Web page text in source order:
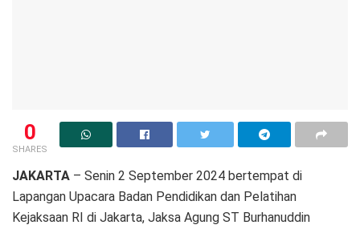
0
SHARES
JAKARTA – Senin 2 September 2024 bertempat di
Lapangan Upacara Badan Pendidikan dan Pelatihan
Kejaksaan RI di Jakarta, Jaksa Agung ST Burhanuddin